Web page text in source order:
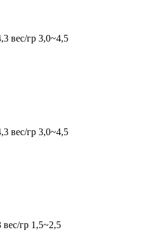
вес/гр 3,0~4,5
вес/гр 3,0~4,5
гр 1,5~2,5